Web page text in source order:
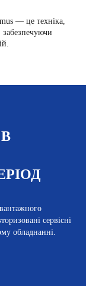
— це техніка,
сервісні
обладнанні.